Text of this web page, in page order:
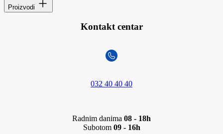
Proizvodi
Kontakt centar
032 40 40 40
Radnim danima 08 - 18h
Subotom 09 - 16h